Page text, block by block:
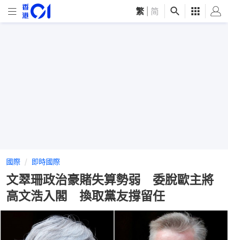
繁 简
國際 即時國際
文翠珊政治豪賭失算勢弱 委脫歐主將
高文浩入閣 換取黨友撐留任